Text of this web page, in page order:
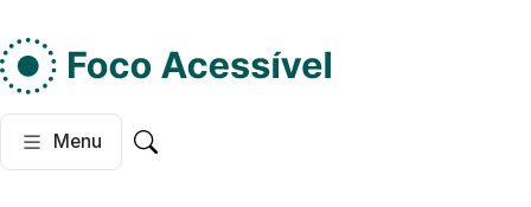
Do lado esquerdo,
Menu
Pesquisar no site